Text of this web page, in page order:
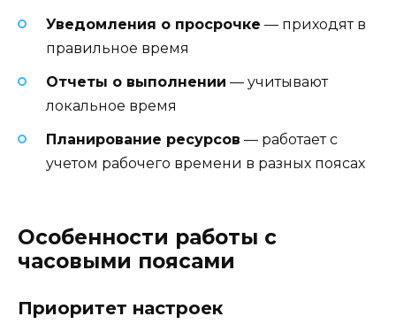
Уведомления о просрочке — приходят в
правильное время
Отчеты о выполнении — учитывают
локальное время
Планирование ресурсов — работает с
учетом рабочего времени в разных поясах
Особенности работы с
часовыми поясами
Приоритет настроек